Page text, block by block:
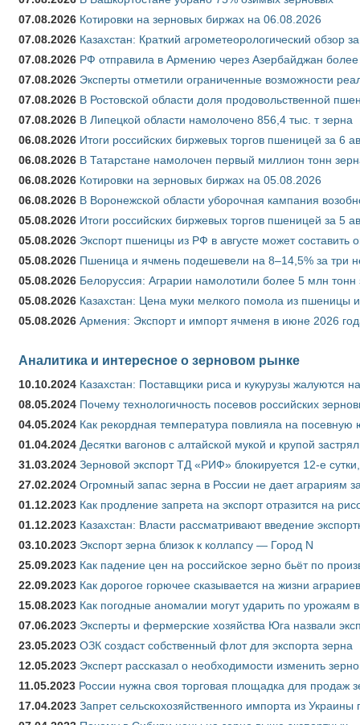
07.08.2026 Котировки на зерновых биржах на 06.08.2026
07.08.2026 Казахстан: Краткий агрометеорологический обзор
07.08.2026 РФ отправила в Армению через Азербайджан более
07.08.2026 Эксперты отметили ограниченные возможности
07.08.2026 В Ростовской области доля продовольственной
07.08.2026 В Липецкой области намолочено 856,4 тыс. т зерна
06.08.2026 Итоги российских биржевых торгов пшеницей за 6
06.08.2026 В Татарстане намолочен первый миллион тонн
06.08.2026 Котировки на зерновых биржах на 05.08.2026
06.08.2026 В Воронежской области уборочная кампания
05.08.2026 Итоги российских биржевых торгов пшеницей за 5
05.08.2026 Экспорт пшеницы из РФ в августе может составить
05.08.2026 Пшеница и ячмень подешевели на 8–14,5% за три
05.08.2026 Белоруссия: Аграрии намолотили более 5 млн тонн
05.08.2026 Казахстан: Цена муки мелкого помола из пшеницы
05.08.2026 Армения: Экспорт и импорт ячменя в июне 2026
Аналитика и интересное о зерновом рынке
10.10.2024 Казахстан: Поставщики риса и кукурузы жалуются
08.05.2024 Почему технологичность посевов российских
04.05.2024 Как рекордная температура повлияла на
01.04.2024 Десятки вагонов с алтайской мукой и крупой
31.03.2024 Зерновой экспорт ТД «РИФ» блокируется 12-е
27.02.2024 Огромный запас зерна в России не дает аграриям
01.12.2023 Как продление запрета на экспорт отразится на
01.12.2023 Казахстан: Власти рассматривают введение
03.10.2023 Экспорт зерна близок к коллапсу — Город N
25.09.2023 Как падение цен на российское зерно бьёт по
22.09.2023 Как дорогое горючее сказывается на жизни аграриев
15.08.2023 Как погодные аномалии могут ударить по урожаям
07.06.2023 Эксперты и фермерские хозяйства Юга назвали
23.05.2023 ОЗК создаст собственный флот для экспорта зерна
12.05.2023 Эксперт рассказал о необходимости изменить
11.05.2023 России нужна своя торговая площадка для продаж
17.04.2023 Запрет сельскохозяйственного импорта из